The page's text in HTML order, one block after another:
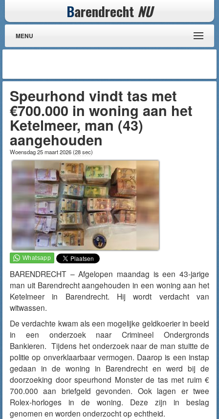
Barendrecht NU
MENU
Speurhond vindt tas met
€700.000 in woning aan het
Ketelmeer, man (43)
aangehouden
Woensdag 25 maart 2026(28 sec)
BARENDRECHT – Afgelopen maandag is een 43-jarige
man uit Barendrecht aangehouden in een woning aan het
Ketelmeer in Barendrecht. Hij wordt verdacht van
witwassen.
De verdachte kwam als een mogelijke geldkoerier in beeld
in een onderzoek naar Crimineel Ondergronds
Bankieren. Tijdens het onderzoek naar de man stuitte de
politie op onverklaarbaar vermogen. Daarop is een instap
gedaan in de woning in Barendrecht en werd bij de
doorzoeking door speurhond Monster de tas met ruim €
700.000 aan briefgeld gevonden. Ook lagen er twee
Rolex-horloges in de woning. Deze zijn in beslag
genomen en worden onderzocht op echtheid.